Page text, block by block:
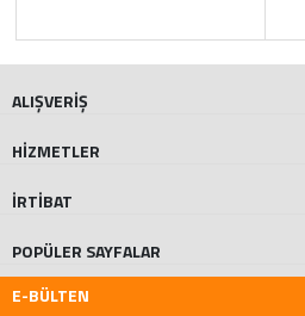
ALIŞVERİŞ
HİZMETLER
İRTİBAT
POPÜLER SAYFALAR
E-BÜLTEN